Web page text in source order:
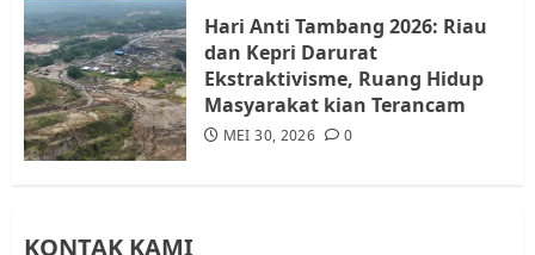
5
Hari Anti Tambang 2026: Riau
dan Kepri Darurat
Ekstraktivisme, Ruang Hidup
Masyarakat kian Terancam
MEI 30, 2026 0
KONTAK KAMI